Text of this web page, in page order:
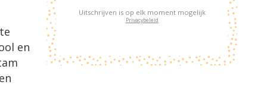
en
Uitschrijven is op elk moment mogelijk
Privacybeleid